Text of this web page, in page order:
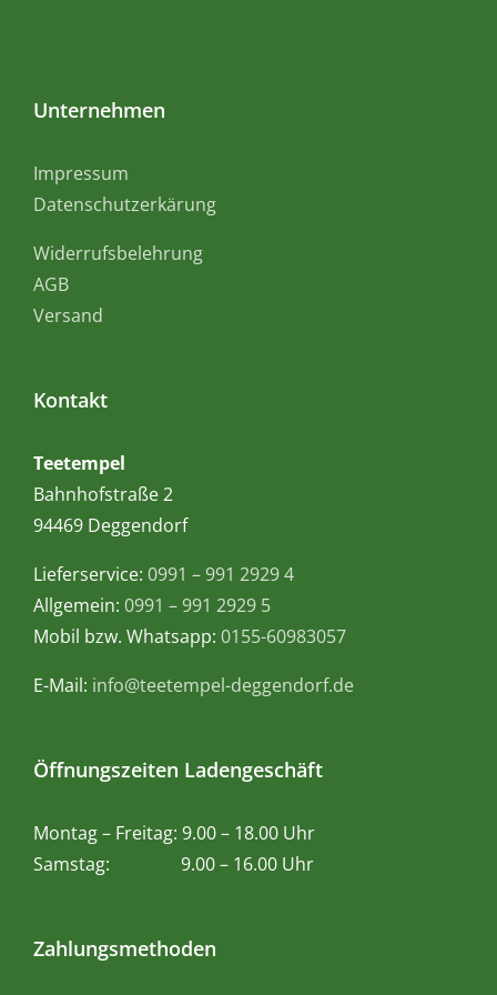
Unternehmen
Impressum
Datenschutzerkärung
Widerrufsbelehrung
AGB
Versand
Kontakt
Teetempel
Bahnhofstraße 2
94469 Deggendorf
Lieferservice: 0991 – 991 2929 4
Allgemein: 0991 – 991 2929 5
Mobil bzw. Whatsapp: 0155-60983057
E-Mail: info@teetempel-deggendorf.de
Öffnungszeiten Ladengeschäft
Montag – Freitag: 9.00 – 18.00 Uhr
Samstag: 9.00 – 16.00 Uhr
Zahlungsmethoden